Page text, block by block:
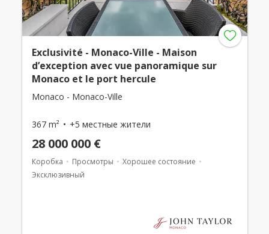
Exclusivité - Monaco-Ville - Maison
d’exception avec vue panoramique sur
Monaco et le port hercule
Monaco - Monaco-Ville
367 m² +5 местные жители
28 000 000 €
Коробка Просмотры
Хорошее состояние
Эксклюзивный